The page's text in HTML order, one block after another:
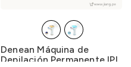
Denean Máquina de
Depilación Permanente IPL